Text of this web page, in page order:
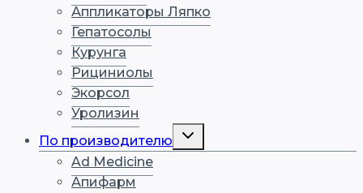
Аппликаторы Ляпко
Гепатосолы
Курунга
Рициниолы
Экорсол
Уролизин
По производителю
Переключить
меню
Ad Medicine
Апифарм